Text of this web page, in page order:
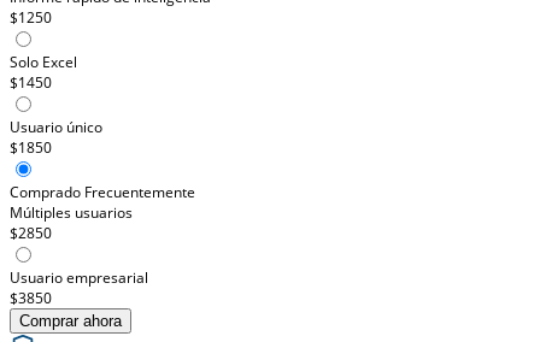
$1250
Solo Excel
$1450
Usuario único
$1850
Comprado Frecuentemente
Múltiples usuarios
$2850
Usuario empresarial
$3850
Comprar ahora